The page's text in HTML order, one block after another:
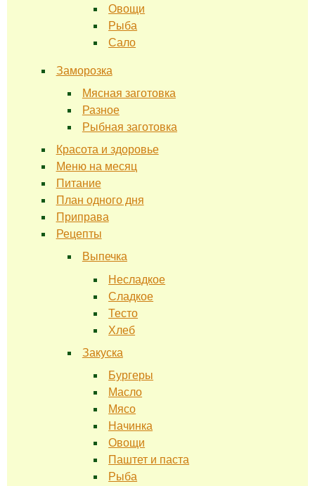
Овощи
Рыба
Сало
Заморозка
Мясная заготовка
Разное
Рыбная заготовка
Красота и здоровье
Меню на месяц
Питание
План одного дня
Приправа
Рецепты
Выпечка
Несладкое
Сладкое
Тесто
Хлеб
Закуска
Бургеры
Масло
Мясо
Начинка
Овощи
Паштет и паста
Рыба